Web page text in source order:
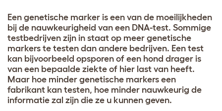
Een genetische marker is een van de moeilijkheden
bij de nauwkeurigheid van een DNA-test. Sommige
testbedrijven zijn in staat op meer genetische
markers te testen dan andere bedrijven. Een test
kan bijvoorbeeld opsporen of een hond drager is
van een bepaalde ziekte of hier last van heeft.
Maar hoe minder genetische markers een
fabrikant kan testen, hoe minder nauwkeurig de
informatie zal zijn die ze u kunnen geven.